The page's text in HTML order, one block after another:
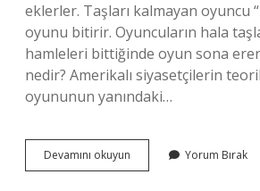
eklerler. Taşları kalmayan oyuncu
oyunu bitirir. Oyuncuların hala
hamleleri bittiğinde oyun sona
nedir? Amerikalı siyasetçilerin
oyununun yanındaki…
Devamını okuyun Matematik
Domino
Yorum Bırak